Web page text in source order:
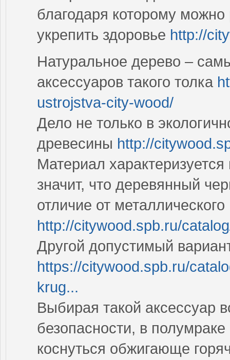
благодаря которому
укрепить здоровье http://
Натуральное дерево –
аксессуаров такого толка
ustrojstva-city-wood/
Дело не только в
древесины http://
Материал
значит, что деревянный
отличие от
http://citywood.spb.ru/
Другой допустимый
https://citywood.spb.ru/
krug...
Выбирая такой аксессуар
безопасности, в
коснуться обжигающе